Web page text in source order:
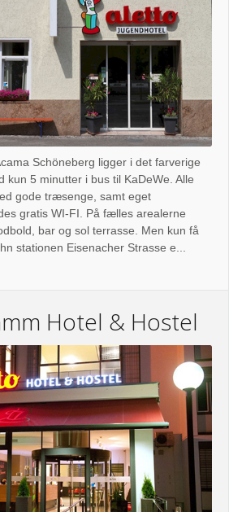
Schöneberg ligger i det farverige
kun 5 minutter i bus til KaDeWe. Alle
gode træsenge, samt eget
gratis WI-FI. På fælles arealerne
bar og sol terrasse. Men kun få
stationen Eisenacher Strasse e...
Hotel & Hostel